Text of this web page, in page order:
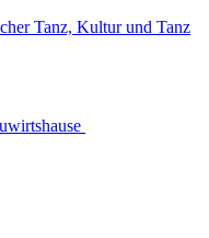
Tanz, Kultur und Tanz